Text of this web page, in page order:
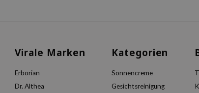
Virale Marken
Erborian
Dr. Althea
Kategorien
Sonnencreme
Gesichtsreinigung